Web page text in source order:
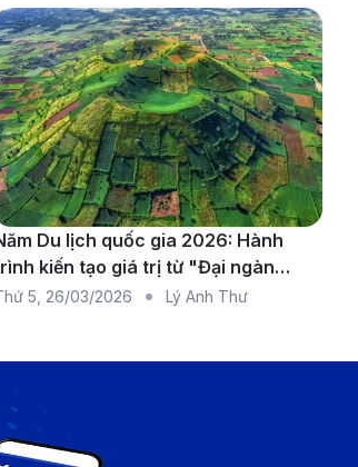
sẽ cần quá cảnh tại một sân bay
Du lịch quốc gia 2026: Hành
kiến tạo giá trị từ "Đại ngàn
biển xanh"
5 26/03/2026 Lý Anh Thư